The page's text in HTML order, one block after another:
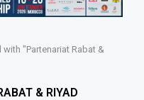
"Partenariat Rabat &
& RIYAD